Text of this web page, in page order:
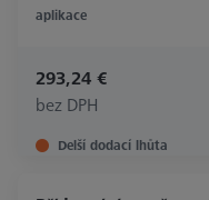
aplikace
293,24 €
bez DPH
Delší dodací lhůta